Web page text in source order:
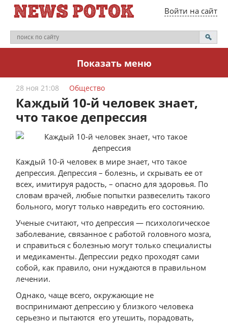
Войти на сайт
Показать меню
28 ноя 21:08 Общество
Каждый 10-й человек знает,
что такое депрессия
Каждый 10-й человек в мире знает, что такое
депрессия. Депрессия – болезнь, и скрывать ее от
всех, имитируя радость, – опасно для здоровья. По
словам врачей, любые попытки развеселить такого
больного, могут только навредить его состоянию.
Ученые считают, что депрессия — психологическое
заболевание, связанное с работой головного мозга,
и справиться с болезнью могут только специалисты
и медикаменты. Депрессии редко проходят сами
собой, как правило, они нуждаются в правильном
лечении.
Однако, чаще всего, окружающие не
воспринимают депрессию у близкого человека
серьезно и пытаются его утешить, порадовать,